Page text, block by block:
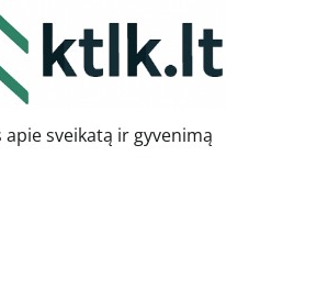
apie sveikatą ir gyvenimą